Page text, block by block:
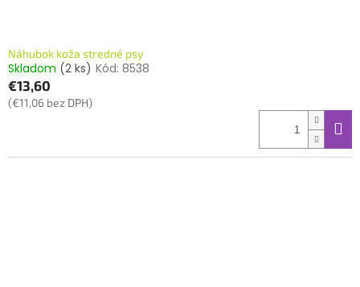
Náhubok koža stredné psy
Skladom (2 ks) Kód: 8538
€13,60
(€11,06 bez DPH)